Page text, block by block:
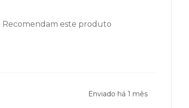
Recomendam este produto
Enviado há 1 mês